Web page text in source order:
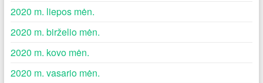
2020 m. liepos mėn.
2020 m. birželio mėn.
2020 m. kovo mėn.
2020 m. vasario mėn.